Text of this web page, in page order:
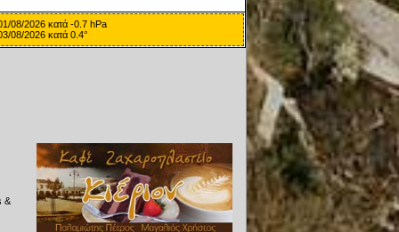
08/2026 κατά -0.7 hPa
08/2026 κατά 0.4°
&